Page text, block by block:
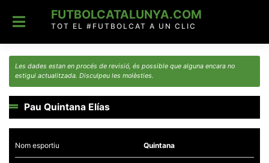
content
FUTBOLCATALUNYA.COM
TOT EL #FUTBOLCAT A UN CLIC
Les dades estan en procés de revisió, és possible que alguna encara no
estigui actualitzada. Disculpeu les molèsties.
Pau Quintana Elías
Nom esportiu Quintana